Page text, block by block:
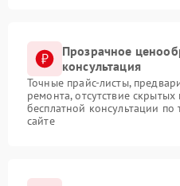
Прозрачное
консультация
Точные прайс-листы,
ремонта, отсутствие
бесплатной консультации
сайте